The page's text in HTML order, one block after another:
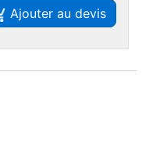
Ajouter au devis